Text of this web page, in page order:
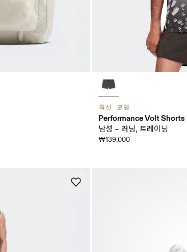
최신 모델
Performance Volt Shorts
남성 – 러닝, 트레이닝
₩139,000